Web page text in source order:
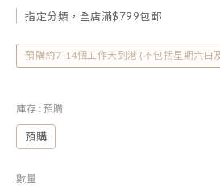
指定分類，全店滿$799包郵
預購約7-14個工作天到港 (不包括星期六日
庫存 : 預購
預購
數量